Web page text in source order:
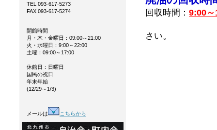
回収時間： 9:00～
さい。
TEL 093-617-5273
FAX 093-617-5274
開館時間
月・木・金曜日：09:00～21:00
火・水曜日：9:00～22:00
土曜：09:00～17:00
休館日：日曜日
国民の祝日
年末年始
(12/29～1/3)
メールは こちらから